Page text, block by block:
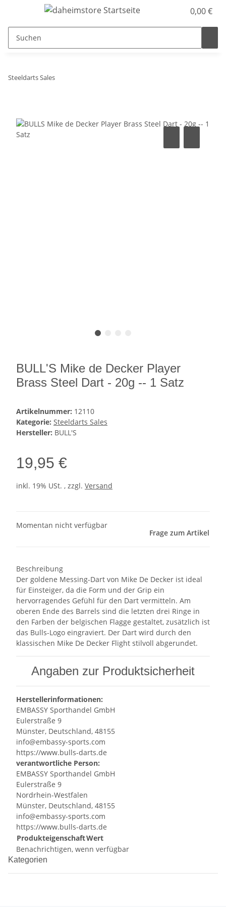
0,00 €
Steeldarts Sales
BULL'S Mike de Decker Player
Brass Steel Dart - 20g -- 1 Satz
Artikelnummer: 12110
Kategorie: Steeldarts Sales
Hersteller: BULL'S
19,95 €
inkl. 19% USt. , zzgl. Versand
Momentan nicht verfügbar
Frage zum Artikel
Beschreibung
Der goldene Messing-Dart von Mike De Decker ist ideal
für Einsteiger, da die Form und der Grip ein
hervorragendes Gefühl für den Dart vermitteln. Am
oberen Ende des Barrels sind die letzten drei Ringe in
den Farben der belgischen Flagge gestaltet, zusätzlich ist
das Bulls-Logo eingraviert. Der Dart wird durch den
klassischen Mike De Decker Flight stilvoll abgerundet.
Angaben zur Produktsicherheit
Herstellerinformationen:
EMBASSY Sporthandel GmbH
Eulerstraße 9
Münster, Deutschland, 48155
info@embassy-sports.com
https://www.bulls-darts.de
verantwortliche Person:
EMBASSY Sporthandel GmbH
Eulerstraße 9
Nordrhein-Westfalen
Münster, Deutschland, 48155
info@embassy-sports.com
https://www.bulls-darts.de
ProdukteigenschaftWert
Benachrichtigen, wenn verfügbar
Kategorien